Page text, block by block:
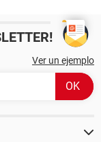
Ver un ejemplo